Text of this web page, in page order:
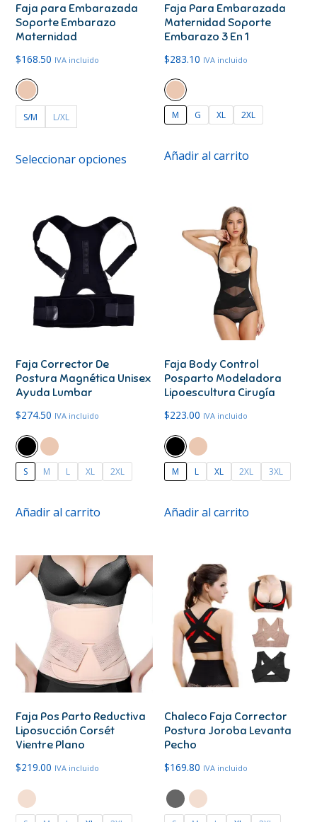
Faja para Embarazada
Soporte Embarazo
Maternidad
$168.50 IVA incluido
S/M L/XL
Seleccionar opciones
variantes.
Las
opciones
pueden
elegir
página
producto
Faja Para Embarazada
Maternidad Soporte
Embarazo 3 En 1
$283.10 IVA incluido
M G XL 2XL
Añadir al carrito
Las
opciones
se
pueden
elegir
en
la
página
de
Faja Corrector De
Postura Magnética Unisex
Ayuda Lumbar
$274.50 IVA incluido
S M L XL 2XL
Añadir al carrito
múltiples
variantes.
Las
opciones
se
pueden
elegir
en
la
página
Faja Body Control
Posparto Modeladora
Lipoescultura Cirugía
$223.00 IVA incluido
M L XL 2XL 3XL
Añadir al carrito
variantes.
Las
opciones
se
pueden
elegir
la
página
Faja Pos Parto Reductiva
Liposucción Corsét
Vientre Plano
$219.00 IVA incluido
Chaleco Faja Corrector
Postura Joroba Levanta
Pecho
$169.80 IVA incluido